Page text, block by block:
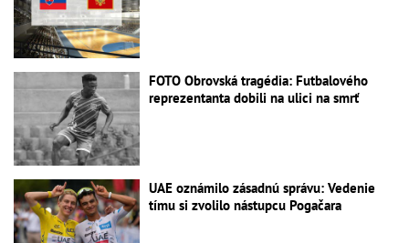
FOTO Obrovská tragédia: Futbalového
reprezentanta dobili na ulici na smrť
UAE oznámilo zásadnú správu: Vedenie
tímu si zvolilo nástupcu Pogačara